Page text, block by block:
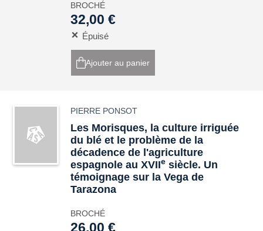
BROCHÉ
32,00 €
Épuisé
Ajouter au panier
PIERRE PONSOT
Les Morisques, la culture irriguée
du blé et le problème de la
décadence de l'agriculture
espagnole au XVIIe siècle. Un
témoignage sur la Vega de
Tarazona
BROCHÉ
26,00 €